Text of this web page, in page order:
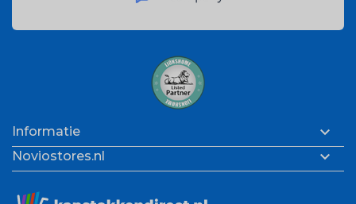
Informatie 
Noviostores.nl 